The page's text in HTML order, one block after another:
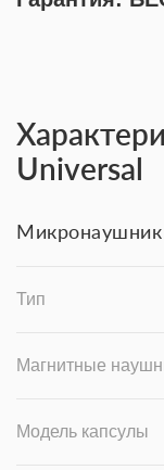
Universal
Микронаушник
Тип
Магнитные
Модель капсулы